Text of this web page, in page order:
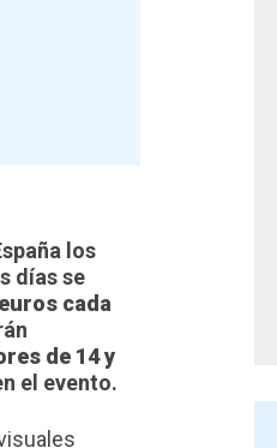
los
días se
cada
de 14 y
el evento.